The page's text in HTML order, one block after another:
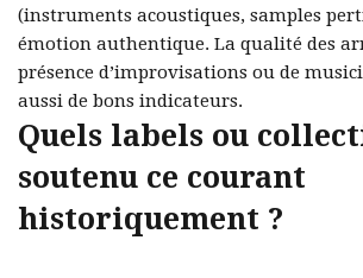
(instruments acoustiques, samples
émotion authentique. La qualité des
présence d’improvisations ou de
aussi de bons indicateurs.
Quels labels ou
soutenu ce courant
historiquement ?